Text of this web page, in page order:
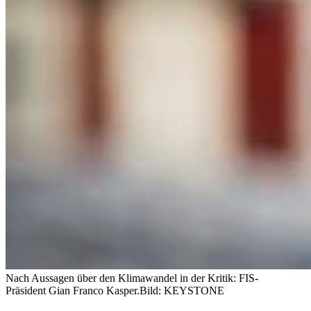
Nach Aussagen über den Klimawandel in der Kritik: FIS-
Präsident Gian Franco Kasper.Bild: KEYSTONE